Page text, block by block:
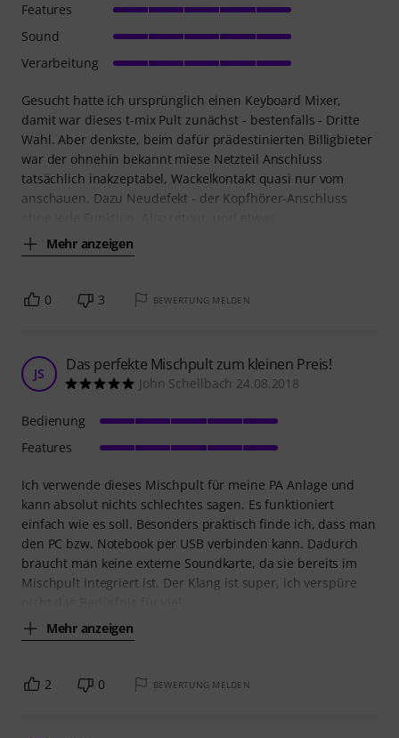
Gesucht hatte ich ursprünglich einen Keyboard Mixer,
damit war dieses t-mix Pult zunächst - bestenfalls - Dritte
Wahl. Aber denkste, beim dafür prädestinierten Billigbieter
war der ohnehin bekannt miese Netzteil Anschluss
tatsächlich inakzeptabel, Wackelkontakt quasi nur vom
anschauen. Dazu Neudefekt - der Kopfhörer-Anschluss
Mehr anzeigen
Features
Sound
Verarbeitung
0 3 BEWERTUNG MELDEN
JS Das perfekte Mischpult zum kleinen Preis!
John Schellbach 24.08.2018
Ich verwende dieses Mischpult für meine PA Anlage und
kann absolut nichts schlechtes sagen. Es funktioniert
einfach wie es soll. Besonders praktisch finde ich, dass man
den PC bzw. Notebook per USB verbinden kann. Dadurch
braucht man keine externe Soundkarte, da sie bereits im
Mischpult integriert ist. Der Klang ist super, ich verspüre
Mehr anzeigen
Bedienung
Features
2 0 BEWERTUNG MELDEN